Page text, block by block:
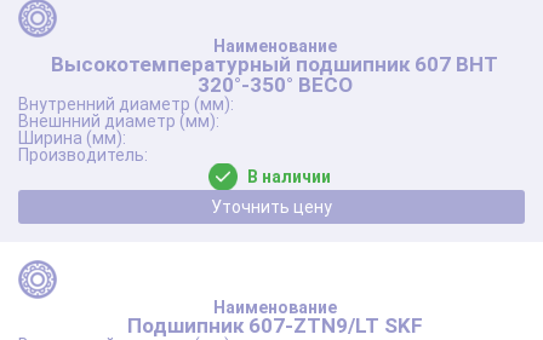
Высокотемпературный подшипник 607 BHT
320°-350° BECO
В наличии
Уточнить цену
Подшипник 607-ZTN9/LT SKF